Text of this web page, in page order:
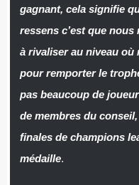
gagnant, cela signifie
ressens c’est que
à rivaliser au niveau
pour remporter le
pas beaucoup de
de membres du
finales de champions
médaille.